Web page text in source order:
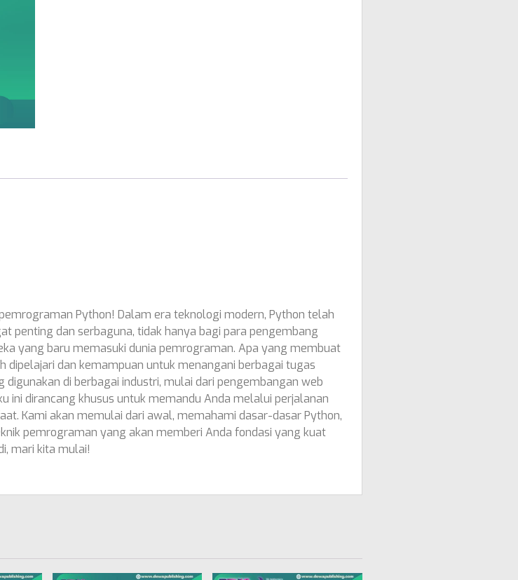
Python! Dalam era teknologi modern, Python telah
penting dan serbaguna, tidak hanya bagi para pengembang
yang baru memasuki dunia pemrograman. Apa yang membuat
dipelajari dan kemampuan untuk menangani berbagai tugas
di berbagai industri, mulai dari pengembangan web
ini dirancang khusus untuk memandu Anda melalui perjalanan
Kami akan memulai dari awal, memahami dasar-dasar Python,
pemrograman yang akan memberi Anda fondasi yang kuat
mari kita mulai!